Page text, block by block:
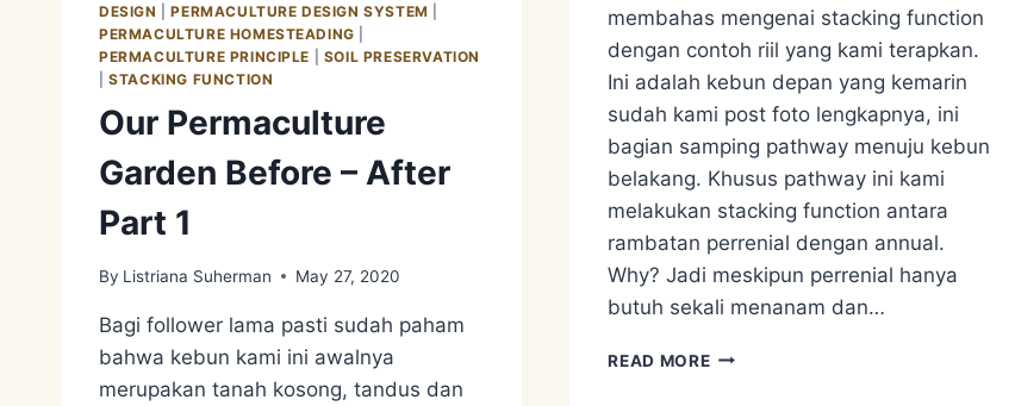
DESIGN
|PERMACULTURE DESIGN SYSTEM
PERMACULTURE HOMESTEADING
PERMACULTURE PRINCIPLE
SOIL PRESERVATION
|STACKING FUNCTION
Our Permaculture
Garden Before – After
Part 1
By Listriana Suherman May 27, 2020
Bagi follower lama pasti sudah paham
bahwa kebun kami ini awalnya
merupakan tanah kosong, tandus dan
membahas mengenai stacking function
dengan contoh riil yang kami terapkan.
Ini adalah kebun depan yang kemarin
sudah kami post foto lengkapnya, ini
bagian samping pathway menuju kebun
belakang. Khusus pathway ini kami
melakukan stacking function antara
rambatan perrenial dengan annual.
Why? Jadi meskipun perrenial hanya
butuh sekali menanam dan…
READ MORECONTOH